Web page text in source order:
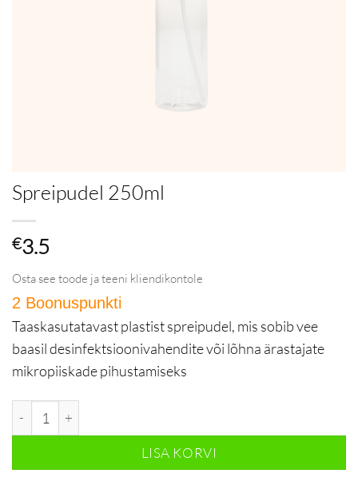
Spreipudel 250ml
€3.5
Osta see toode ja teeni kliendikontole
2 Boonuspunkti
Taaskasutatavast plastist spreipudel, mis sobib vee
baasil desinfektsioonivahendite või lõhna ärastajate
mikropiiskade pihustamiseks
Spreipudel 250ml kogus
LISA KORVI